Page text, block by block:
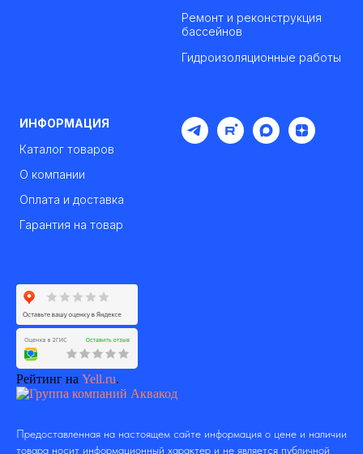
Ремонт и реконструкция
бассейнов
Гидроизоляционные работы
ИНФОРМАЦИЯ
Каталог товаров
О компании
Оплата и доставка
Гарантия на товар
Рейтинг на Yell.ru.
Предоставленная на настоящем сайте информация о цене и наличии
товара носит информационный характер и не является публичной